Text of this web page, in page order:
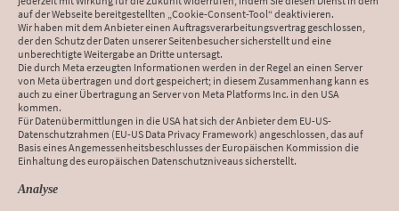
auf der Webseite bereitgestellten „Cookie-Consent-Tool“ deaktivieren.
Wir haben mit dem Anbieter einen Auftragsverarbeitungsvertrag geschlossen,
der den Schutz der Daten unserer Seitenbesucher sicherstellt und eine
unberechtigte Weitergabe an Dritte untersagt.
Die durch Meta erzeugten Informationen werden in der Regel an einen Server
von Meta übertragen und dort gespeichert; in diesem Zusammenhang kann es
auch zu einer Übertragung an Server von Meta Platforms Inc. in den USA
kommen.
Für Datenübermittlungen in die USA hat sich der Anbieter dem EU-US-
Datenschutzrahmen (EU-US Data Privacy Framework) angeschlossen, das auf
Basis eines Angemessenheitsbeschlusses der Europäischen Kommission die
Einhaltung des europäischen Datenschutzniveaus sicherstellt.
Analyse